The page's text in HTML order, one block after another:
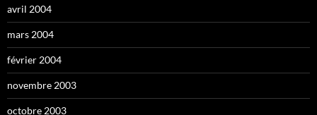
avril 2004
mars 2004
février 2004
novembre 2003
octobre 2003